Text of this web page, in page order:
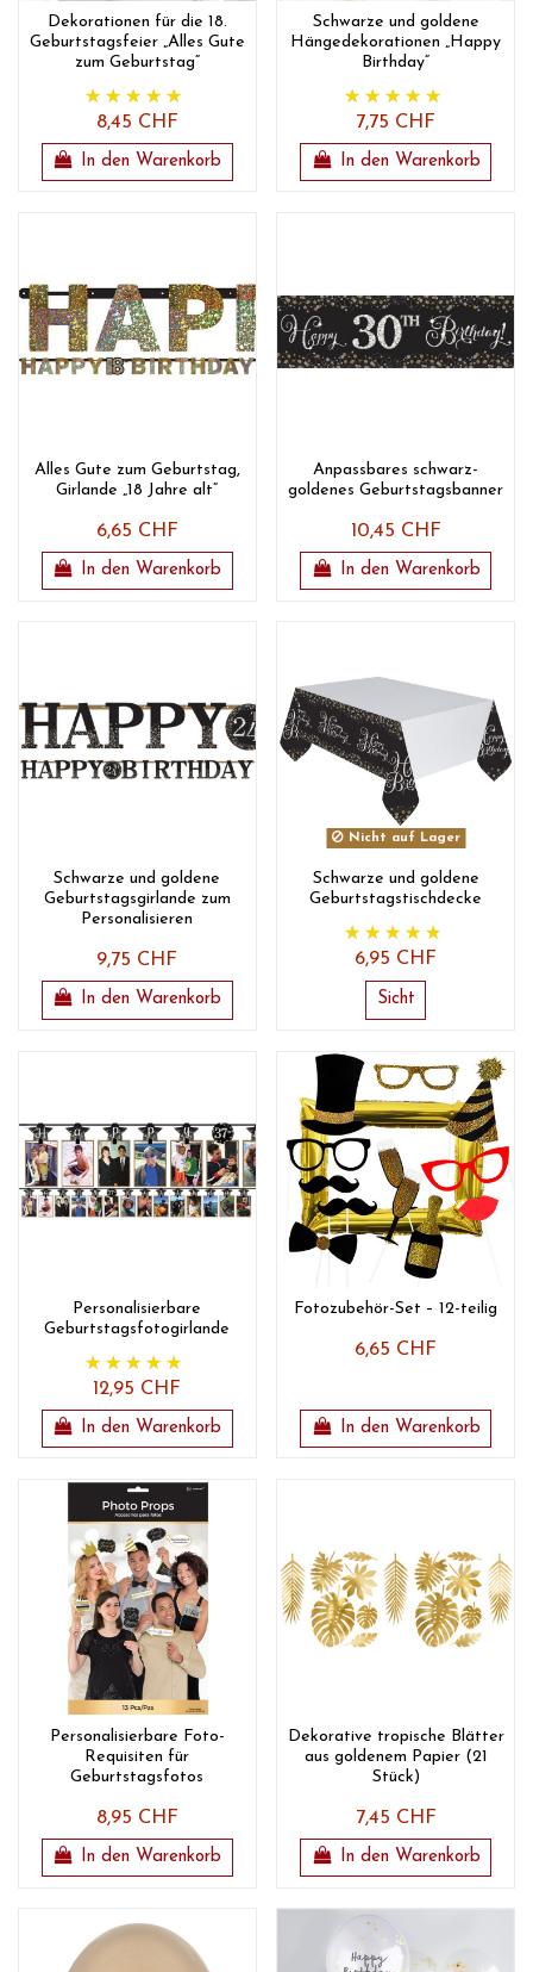
Dekorationen für die 18.
Geburtstagsfeier „Alles Gute
zum Geburtstag“
8,45 CHF
In den Warenkorb
Schwarze und goldene
Hängedekorationen „Happy
Birthday“
7,75 CHF
In den Warenkorb
Alles Gute zum Geburtstag,
Girlande „18 Jahre alt“
6,65 CHF
In den Warenkorb
Anpassbares schwarz-
goldenes Geburtstagsbanner
10,45 CHF
In den Warenkorb
Schwarze und goldene
Geburtstagsgirlande zum
Personalisieren
9,75 CHF
In den Warenkorb
Nicht auf Lager
Schwarze und goldene
Geburtstagstischdecke
6,95 CHF
Sicht
Personalisierbare
Geburtstagsfotogirlande
12,95 CHF
In den Warenkorb
Fotozubehör-Set – 12-teilig
6,65 CHF
In den Warenkorb
Personalisierbare Foto-
Requisiten für
Geburtstagsfotos
8,95 CHF
In den Warenkorb
Dekorative tropische Blätter
aus goldenem Papier (21
Stück)
7,45 CHF
In den Warenkorb